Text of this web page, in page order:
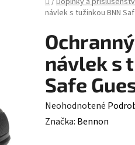
návlek s tužinkou BNN
návlek s
Safe
Priemerné
hodnotenie
Neohodnotené
Značka: Bennon